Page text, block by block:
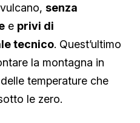
senza
e privi di
tecnico. Quest’ultimo
la montagna in
temperature che
le zero.